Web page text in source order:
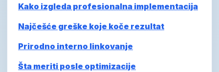
Kako izgleda profesionalna implementacija
Najčešće greške koje koče rezultat
Prirodno interno linkovanje
Šta meriti posle optimizacije